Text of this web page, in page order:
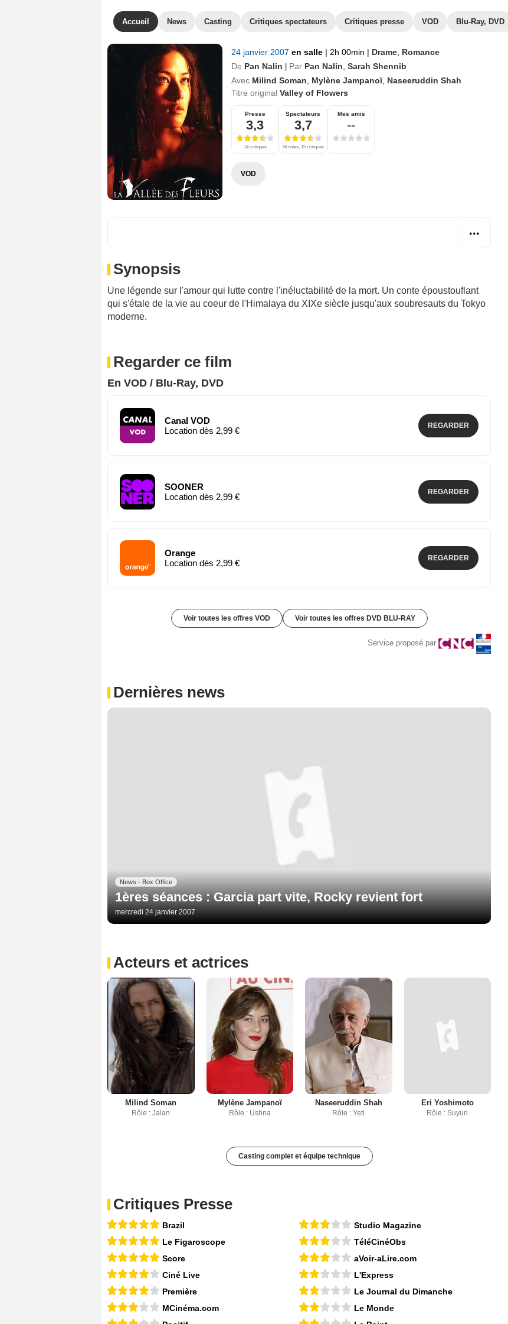
Accueil News Casting Critiques spectateurs Critiques presse VOD Blu-Ray, DVD
24 janvier 2007 en salle | 2h 00min | Drame Romance
De Pan Nalin Par Pan Nalin Sarah Shennib
Avec Milind Soman Mylène Jampanoï, Naseeruddin Shah
Titre original Valley of Flowers
Presse
3,3
14 critiques
Spectateurs
3,7
74 notes, 15 critiques
Mes amis
--
VOD
Synopsis
Une légende sur l'amour qui lutte contre l'inéluctabilité de la mort. Un conte époustouflant
qui s'étale de la vie au coeur de l'Himalaya du XIXe siècle jusqu'aux soubresauts du Tokyo
moderne.
Regarder ce film
En VOD / Blu-Ray, DVD
Canal VOD
Location dès 2,99 €
REGARDER
SOONER
Location dès 2,99 €
REGARDER
Orange
Location dès 2,99 €
REGARDER
Voir toutes les offres VOD Voir toutes les offres DVD BLU-RAY
Service proposé par
Dernières news
News - Box Office
1ères séances : Garcia part vite, Rocky revient fort
mercredi 24 janvier 2007
Acteurs et actrices
Milind Soman
Rôle : Jalan
Mylène Jampanoï
Rôle : Ushna
Naseeruddin Shah
Rôle : Yeti
Eri Yoshimoto
Rôle : Suyuri
Casting complet et équipe technique
Critiques Presse
Brazil
Le Figaroscope
Score
Ciné Live
Première
MCinéma.com
Studio Magazine
TéléCinéObs
aVoir-aLire.com
L'Express
Le Journal du Dimanche
Le Monde